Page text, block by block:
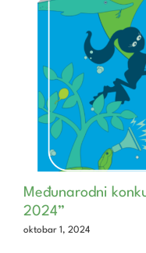
Međunarodni
2024”
oktobar 1, 2024